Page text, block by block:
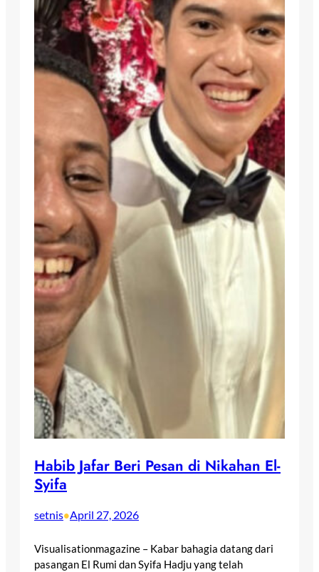
Habib Jafar Beri Pesan di Nikahan El-
Syifa
setnis•April 27, 2026
Visualisationmagazine – Kabar bahagia datang dari
pasangan El Rumi dan Syifa Hadju yang telah